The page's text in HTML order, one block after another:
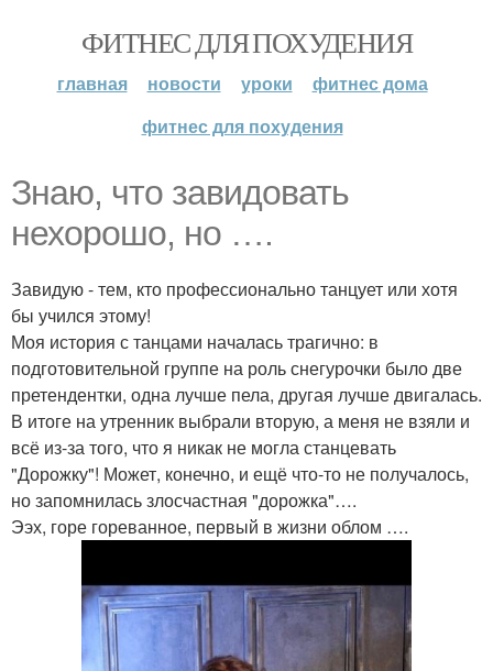
ФИТНЕС ДЛЯ ПОХУДЕНИЯ
главная новости уроки
фитнес дома
фитнес для похудения
Знаю, что завидовать
нехорошо, но ….
Завидую - тем, кто профессионально танцует или хотя
бы учился этому!
Моя история с танцами началась трагично: в
подготовительной группе на роль снегурочки было две
претендентки, одна лучше пела, другая лучше двигалась.
В итоге на утренник выбрали вторую, а меня не взяли и
всё из-за того, что я никак не могла станцевать
"Дорожку"! Может, конечно, и ещё что-то не получалось,
но запомнилась злосчастная "дорожка"….
Ээх, горе гореванное, первый в жизни облом ….